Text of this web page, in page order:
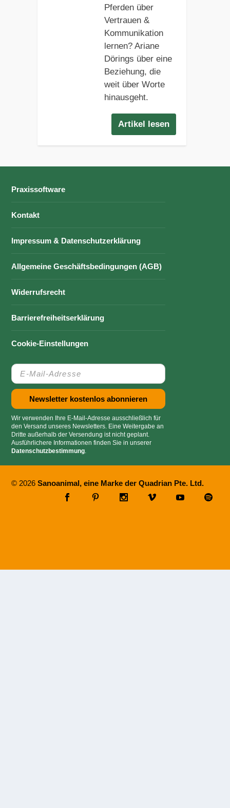
Pferden über
Vertrauen &
Kommunikation
lernen? Ariane
Dörings über eine
Beziehung, die
weit über Worte
hinausgeht.
Artikel lesen
Praxissoftware
Kontakt
Impressum & Datenschutzerklärung
Allgemeine Geschäftsbedingungen (AGB)
Widerrufsrecht
Barrierefreiheitserklärung
Cookie-Einstellungen
Wir verwenden Ihre E-Mail-Adresse ausschließlich für
den Versand unseres Newsletters. Eine Weitergabe an
Dritte außerhalb der Versendung ist nicht geplant.
Ausführlichere Informationen finden Sie in unserer
Datenschutzbestimmung
© 2026Sanoanimal, eine Marke der Quadrian Pte. Ltd.